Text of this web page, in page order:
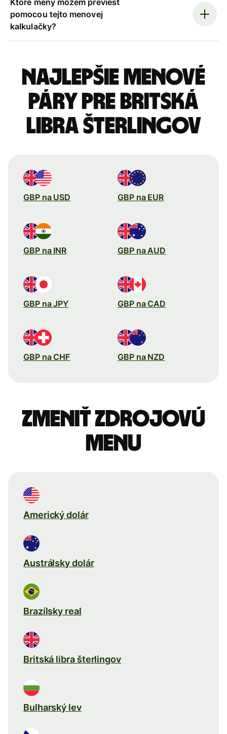
pomocou tejto menovej
kalkulačky?
Najlepšie menové
páry pre Britská
libra šterlingov
GBP na USD GBP na EUR
GBP na INR GBP na AUD
GBP na JPY GBP na CAD
GBP na CHF GBP na NZD
Zmeniť zdrojovú
menu
Americký dolár
Austrálsky dolár
Brazílsky real
Britská libra šterlingov
Bulharský lev